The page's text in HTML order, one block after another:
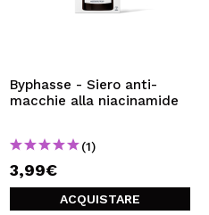
Byphasse - Siero anti-
macchie alla niacinamide
(1)
3,99€
ACQUISTARE